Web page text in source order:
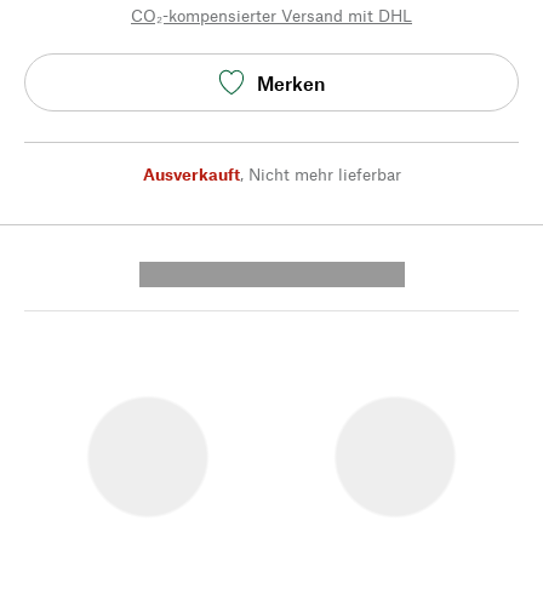
CO₂-kompensierter Versand mit DHL
Merken
Ausverkauft, Nicht mehr lieferbar